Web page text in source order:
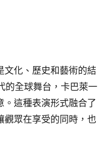
文化、歷史和藝術的結
的全球舞台，卡巴萊一
。這種表演形式融合了
觀眾在享受的同時，也